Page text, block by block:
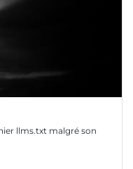
llms.txt malgré son